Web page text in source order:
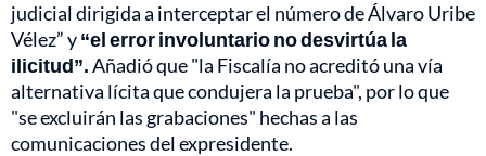
judicial dirigida a interceptar el número de Álvaro Uribe
Vélez” y“el error involuntario no desvirtúa la
ilicitud”.Añadió que "la Fiscalía no acreditó una vía
alternativa lícita que condujera la prueba", por lo que
"se excluirán las grabaciones" hechas a las
comunicaciones del expresidente.